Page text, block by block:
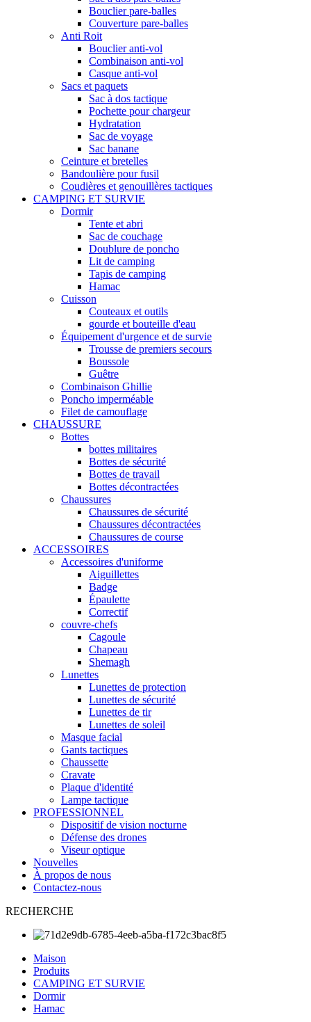
Bouclier pare-balles
Couverture pare-balles
Anti Roit
Bouclier anti-vol
Combinaison anti-vol
Casque anti-vol
Sacs et paquets
Sac à dos tactique
Pochette pour chargeur
Hydratation
Sac de voyage
Sac banane
Ceinture et bretelles
Bandoulière pour fusil
Coudières et genouillères tactiques
CAMPING ET SURVIE
Dormir
Tente et abri
Sac de couchage
Doublure de poncho
Lit de camping
Tapis de camping
Hamac
Cuisson
Couteaux et outils
gourde et bouteille d'eau
Équipement d'urgence et de survie
Trousse de premiers secours
Boussole
Guêtre
Combinaison Ghillie
Poncho imperméable
Filet de camouflage
CHAUSSURE
Bottes
bottes militaires
Bottes de sécurité
Bottes de travail
Bottes décontractées
Chaussures
Chaussures de sécurité
Chaussures décontractées
Chaussures de course
ACCESSOIRES
Accessoires d'uniforme
Aiguillettes
Badge
Épaulette
Correctif
couvre-chefs
Cagoule
Chapeau
Shemagh
Lunettes
Lunettes de protection
Lunettes de sécurité
Lunettes de tir
Lunettes de soleil
Masque facial
Gants tactiques
Chaussette
Cravate
Plaque d'identité
Lampe tactique
PROFESSIONNEL
Dispositif de vision nocturne
Défense des drones
Viseur optique
Nouvelles
À propos de nous
Contactez-nous
RECHERCHE
Maison
Produits
CAMPING ET SURVIE
Dormir
Hamac